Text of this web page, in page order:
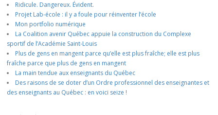
Ridicule. Dangereux. Évident.
Projet Lab-école : il y a foule pour réinventer l’école
Mon portfolio numérique
La Coalition avenir Québec appuie la construction du Complexe
sportif de l’Académie Saint-Louis
Plus de gens en mangent parce qu’elle est plus fraîche; elle est plus
fraîche parce que plus de gens en mangent
La main tendue aux enseignants du Québec
Des raisons de se doter d’un Ordre professionnel des enseignantes et
des enseignants au Québec : en voici seize !